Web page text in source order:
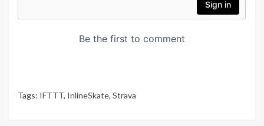
Tags: IFTTT, InlineSkate, Strava